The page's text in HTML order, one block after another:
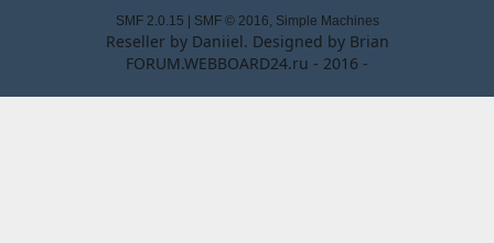
SMF 2.0.15 | SMF © 2016 Simple Machines
Reseller by Daniiel. Designed by Brian
FORUM.WEBBOARD24.ru - 2016 -